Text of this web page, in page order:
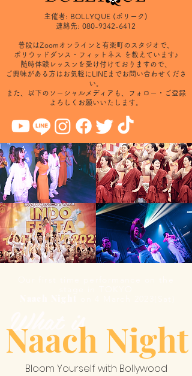
主催者: BOLLYQUE (ボリーク)
連絡先: 080-9342-6412
普段はZoomオンラインと有楽町のスタジオで、
ボリウッドダンス・フィットネス を教えています♪
随時体験レッスンを受け付けておりますので、
ご興味がある方はお気軽にLINEまでお問い合わせくださ
い。
また、以下のソーシャルメディアも、フォロー・ご登録
よろしくお願いいたします。
What is
Bloom Yourself with Bollywood
Naach Night